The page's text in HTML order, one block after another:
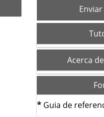
Enviar
un
acerca-Acerca
* Guia de